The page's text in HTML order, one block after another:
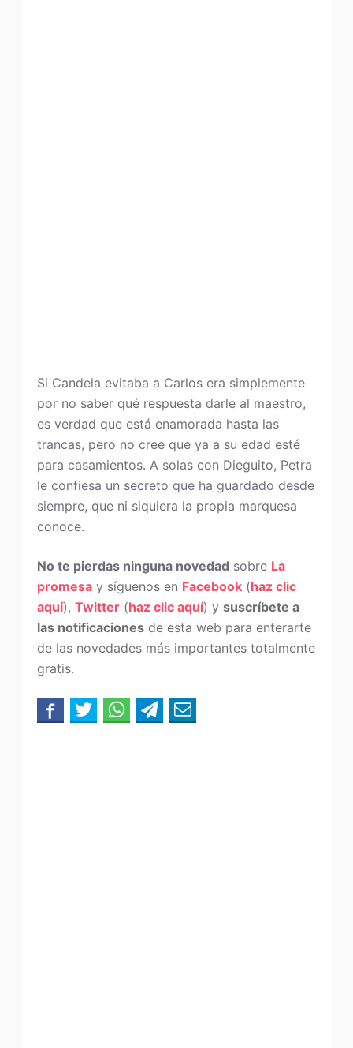
Si Candela evitaba a Carlos era simplemente
por no saber qué respuesta darle al maestro,
es verdad que está enamorada hasta las
trancas, pero no cree que ya a su edad esté
para casamientos. A solas con Dieguito, Petra
le confiesa un secreto que ha guardado desde
siempre, que ni siquiera la propia marquesa
conoce.
No te pierdas ninguna novedad sobre La
promesay síguenos en Facebook(haz clic
aquí), Twitter(haz clic aquí) y suscríbete a
las notificacionesde esta web para enterarte
de las novedades más importantes totalmente
gratis.